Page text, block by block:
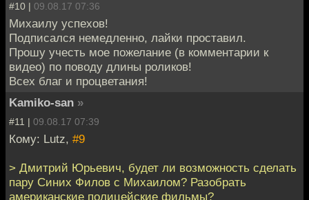
#10 | 09.08.17 07:36
Михаилу успехов!
Подписался немедленно, лайки проставил.
Прошу учесть мое пожелание (в комментарии к
видео) по поводу длины роликов!
Всех благ и процветания!
Kamiko-san »
#11 | 09.08.17 07:39
Кому: Lutz, #9
> Дмитрий Юрьевич, будет ли возможность сделать
пару Синих Филов с Михаилом? Разобрать
американские полицейские фильмы?